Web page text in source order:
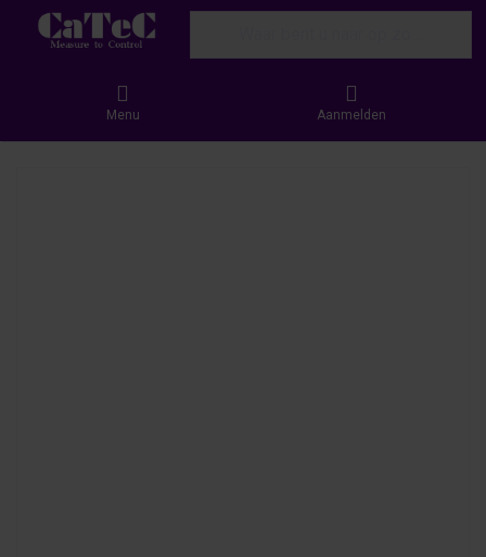
Menu Aanmelden